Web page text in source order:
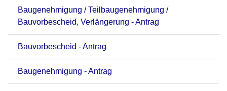
Baugenehmigung / Teilbaugenehmigung /
Bauvorbescheid, Verlängerung - Antrag
Bauvorbescheid - Antrag
Baugenehmigung - Antrag